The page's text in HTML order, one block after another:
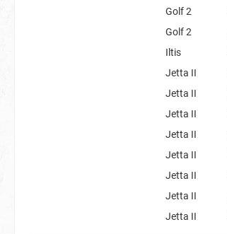
Golf 2
Golf 2
Iltis
Jetta II
Jetta II
Jetta II
Jetta II
Jetta II
Jetta II
Jetta II
Jetta II